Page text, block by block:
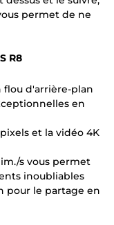
permet de ne
R8
d'arrière-plan
en
et la vidéo 4K
s vous permet
inoubliables
pour le partage en